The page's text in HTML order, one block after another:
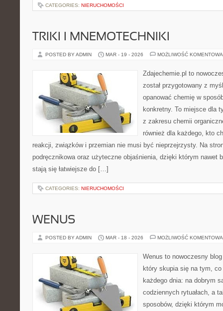
CATEGORIES: NIERUCHOMOŚCI
TRIKI I MNEMOTECHNIKI
POSTED BY ADMIN MAR - 19 - 2026 MOŻLIWOŚĆ
Zdajechemie.pl to
został przygotowany z
opanować chemię w
konkretny. To miejsce dla
z zakresu chemii
również dla każdego, kto
reakcji, związków i przemian nie musi być nieprzejrzysty. Na
podręcznikowa oraz użyteczne objaśnienia, dzięki którym nawet
stają się łatwiejsze do […]
CATEGORIES: NIERUCHOMOŚCI
WENUS
POSTED BY ADMIN MAR - 18 - 2026 MOŻLIWOŚĆ
Wenus to nowoczesny
który skupia się na tym,
każdego dnia: na dobrym
codziennych rytuałach, a
sposobów, dzięki którym